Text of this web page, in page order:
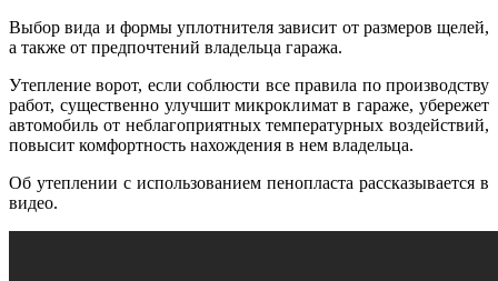
Выбор вида и формы уплотнителя зависит от размеров щелей,
а также от предпочтений владельца гаража.
Утепление ворот, если соблюсти все правила по производству
работ, существенно улучшит микроклимат в гараже, убережет
автомобиль от неблагоприятных температурных воздействий,
повысит комфортность нахождения в нем владельца.
Об утеплении с использованием пенопласта рассказывается в
видео.